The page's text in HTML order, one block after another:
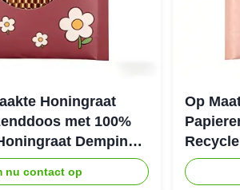
Honingraat
met 100%
Demping
Eco Beschermende
nu contact op
Op